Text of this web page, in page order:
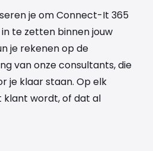
je om Connect-It 365
te zetten binnen jouw
je rekenen op de
van onze consultants, die
je klaar staan. Op elk
klant wordt, of dat al